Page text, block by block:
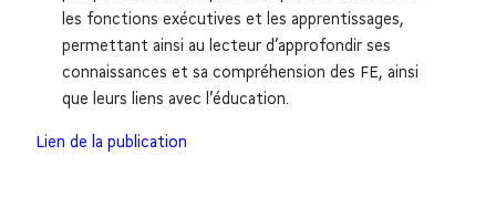
les fonctions exécutives et les apprentissages,
permettant ainsi au lecteur d’approfondir ses
connaissances et sa compréhension des FE, ainsi
que leurs liens avec l’éducation.
Lien de la publication